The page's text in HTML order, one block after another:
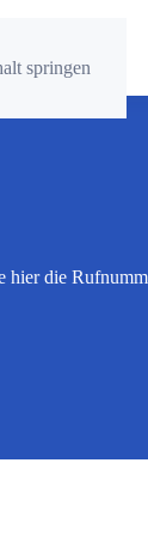
springen
hier die